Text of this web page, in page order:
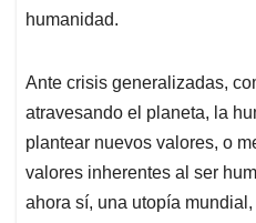
humanidad.
Ante crisis generalizadas,
atravesando el planeta, la
plantear nuevos valores, o
valores inherentes al ser
ahora sí, una utopía